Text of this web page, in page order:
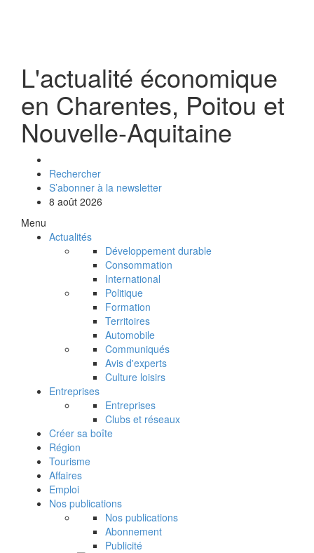
L'actualité économique
en Charentes, Poitou et
Nouvelle-Aquitaine
Rechercher
S’abonner à la newsletter
8 août 2026
Menu
Actualités
Développement durable
Consommation
International
Politique
Formation
Territoires
Automobile
Communiqués
Avis d'experts
Culture loisirs
Entreprises
Entreprises
Clubs et réseaux
Créer sa boîte
Région
Tourisme
Affaires
Emploi
Nos publications
Nos publications
Abonnement
Publicité